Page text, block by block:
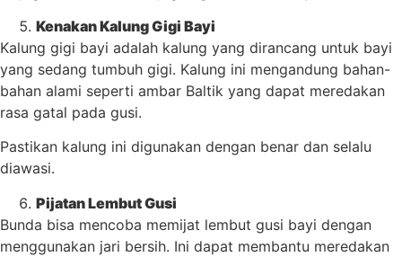
Kenakan Kalung Gigi Bayi
Kalung gigi bayi adalah kalung yang dirancang untuk bayi
yang sedang tumbuh gigi. Kalung ini mengandung bahan-
bahan alami seperti ambar Baltik yang dapat meredakan
rasa gatal pada gusi.
Pastikan kalung ini digunakan dengan benar dan selalu
diawasi.
Pijatan Lembut Gusi
Bunda bisa mencoba memijat lembut gusi bayi dengan
menggunakan jari bersih. Ini dapat membantu meredakan